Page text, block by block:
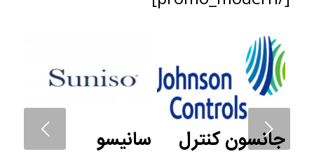
جانسون کنترل سانیسو